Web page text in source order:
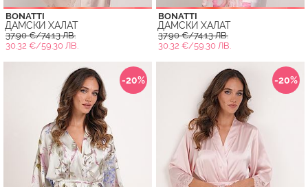
BONATTI
ДАМСКИ ХАЛАТ
37.90 €/74.13 ЛВ.
30.32 €/59.30 ЛВ.
BONATTI
ДАМСКИ ХАЛАТ
37.90 €/74.13 ЛВ.
30.32 €/59.30 ЛВ.
-20% -20%